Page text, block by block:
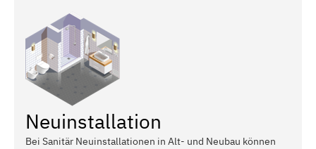
Neuinstallation
Bei Sanitär Neuinstallationen in Alt- und Neubau können